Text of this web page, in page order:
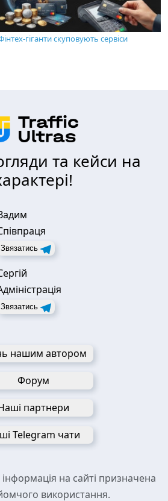
гіганти скуповують сервіси
та кейси на
Звязатись
Звязатись
нашим автором
Форум
партнери
Telegram чати
на сайті призначена
використання.